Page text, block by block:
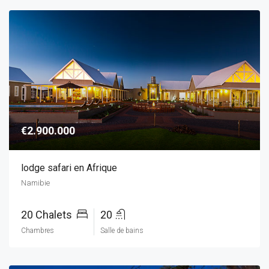
€2.900.000
lodge safari en Afrique
Namibie
20 Chalets
Chambres
20
Salle de bains